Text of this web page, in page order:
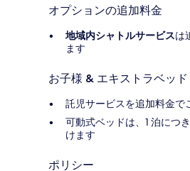
オプションの追加料金
地域内シャトルサービスは
ます
お子様 & エキストラベッド
託児サービスを追加料金で
可動式ベッドは、1 泊につ
けます
ポリシー